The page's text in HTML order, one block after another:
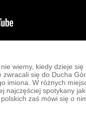
wiemy, kiedy dzieje
się do Ducha
imiona. W różnych
najczęściej spotykany
polskich zaś mówi się o